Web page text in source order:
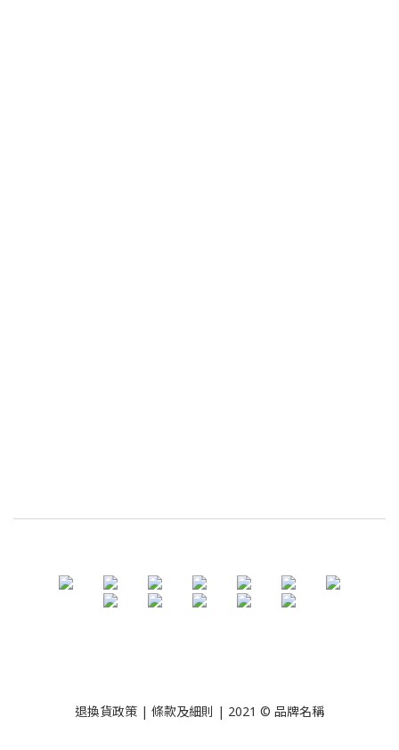
退換貨政策 | 條款及細則 | 2021 © 品牌名稱